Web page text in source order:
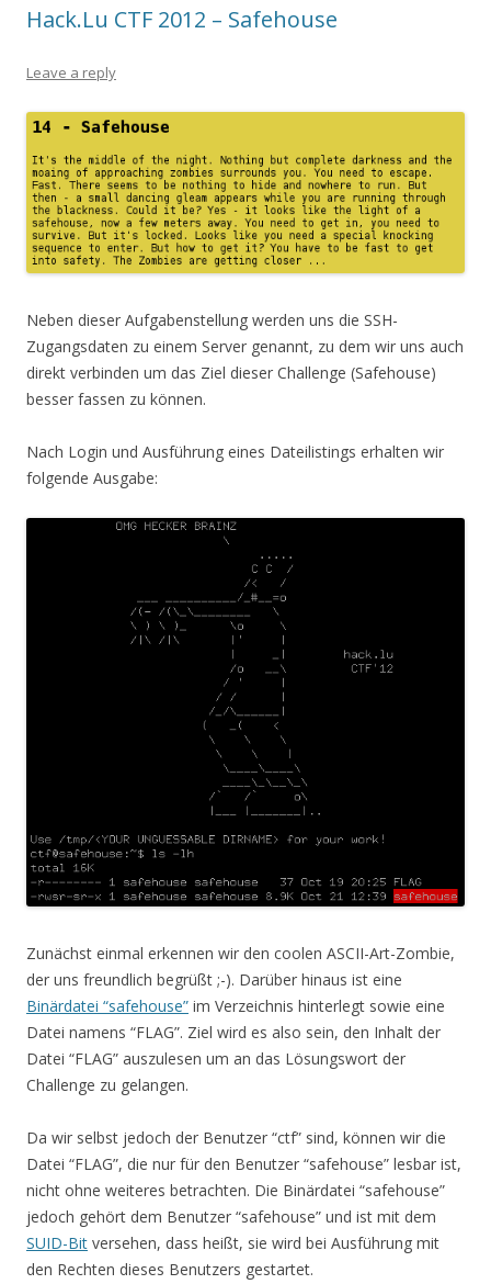
Hack.Lu CTF 2012 – Safehouse
Leave a reply
Neben dieser Aufgabenstellung werden uns die SSH-
Zugangsdaten zu einem Server genannt, zu dem wir uns auch
direkt verbinden um das Ziel dieser Challenge (Safehouse)
besser fassen zu können.
Nach Login und Ausführung eines Dateilistings erhalten wir
folgende Ausgabe:
Zunächst einmal erkennen wir den coolen ASCII-Art-Zombie,
der uns freundlich begrüßt ;-). Darüber hinaus ist eine
Binärdatei “safehouse” im Verzeichnis hinterlegt sowie eine
Datei namens “FLAG”. Ziel wird es also sein, den Inhalt der
Datei “FLAG” auszulesen um an das Lösungswort der
Challenge zu gelangen.
Da wir selbst jedoch der Benutzer “ctf” sind, können wir die
Datei “FLAG”, die nur für den Benutzer “safehouse” lesbar ist,
nicht ohne weiteres betrachten. Die Binärdatei “safehouse”
jedoch gehört dem Benutzer “safehouse” und ist mit dem
SUID-Bit versehen, dass heißt, sie wird bei Ausführung mit
den Rechten dieses Benutzers gestartet.